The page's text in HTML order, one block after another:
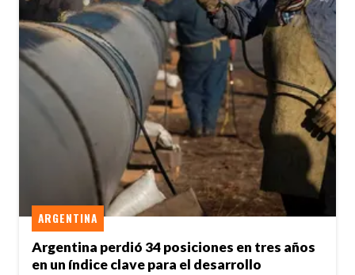
Argentina perdió 34 posiciones en tres años
en un índice clave para el desarrollo
ARGENTINA